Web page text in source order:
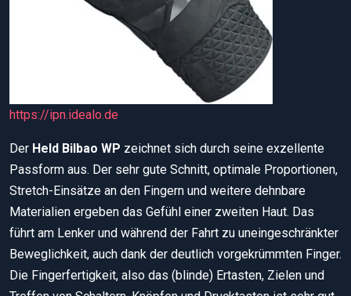
https://ipn.idealo.de
Der Held Bilbao WP zeichnet sich durch seine exzellente
Passform aus. Der sehr gute Schnitt, optimale Proportionen,
Stretch-Einsätze an den Fingern und weitere dehnbare
Materialien ergeben das Gefühl einer zweiten Haut. Das
führt am Lenker und während der Fahrt zu uneingeschränkter
Beweglichkeit, auch dank der deutlich vorgekrümmten Finger.
Die Fingerfertigkeit, also das (blinde) Ertasten, Zielen und